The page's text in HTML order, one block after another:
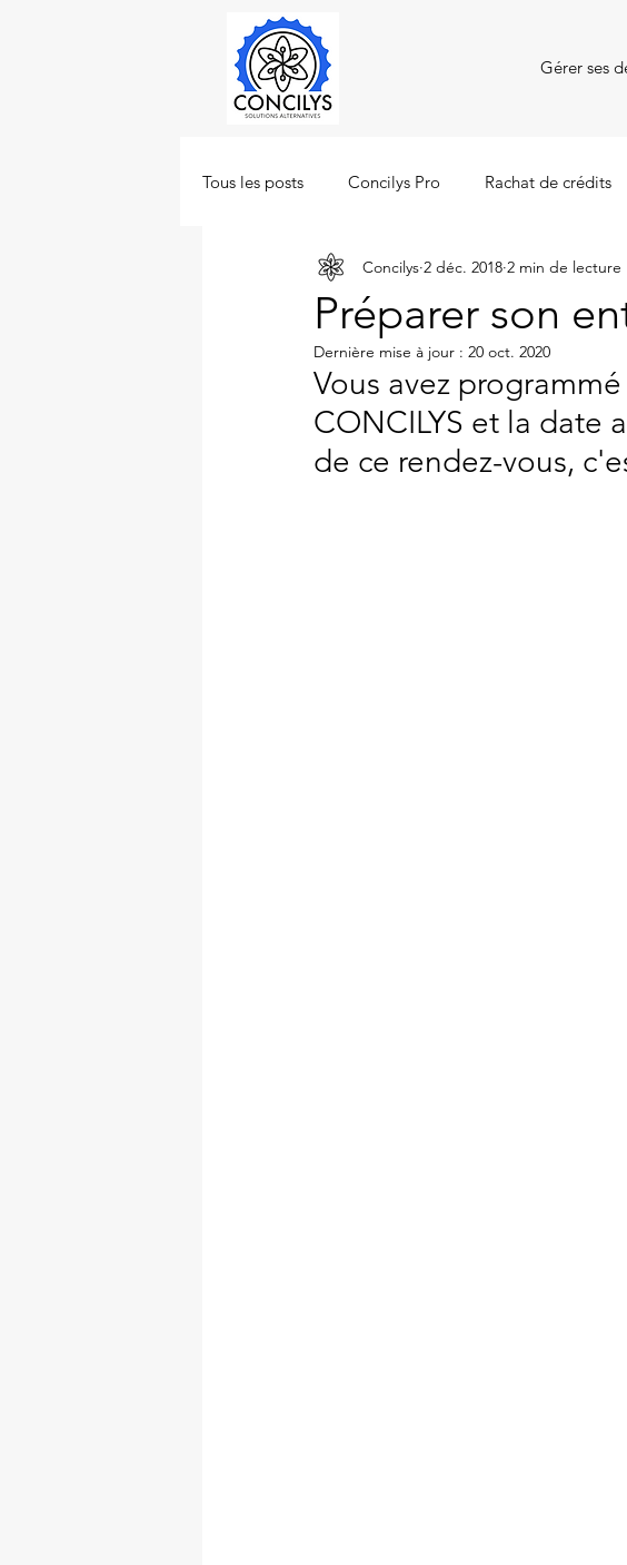
Gérer ses
Tous les posts Concilys Pro Rachat de crédits
Préparer son
Concilys 2 déc. 2018 2 min de lecture
Dernière mise à jour : 20 oct. 2020
Vous avez
CONCILYS et la date
de ce rendez-vous,